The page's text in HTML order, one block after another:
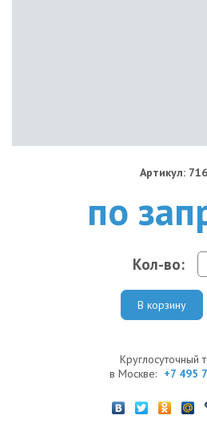
Артикул:
по
Кол-во:
В корзину
Круглосуточный
в Москве: +7 495